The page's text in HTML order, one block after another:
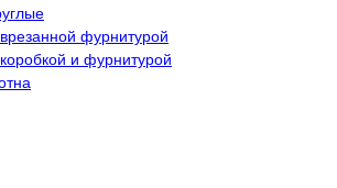
фурнитурой
и фурнитурой